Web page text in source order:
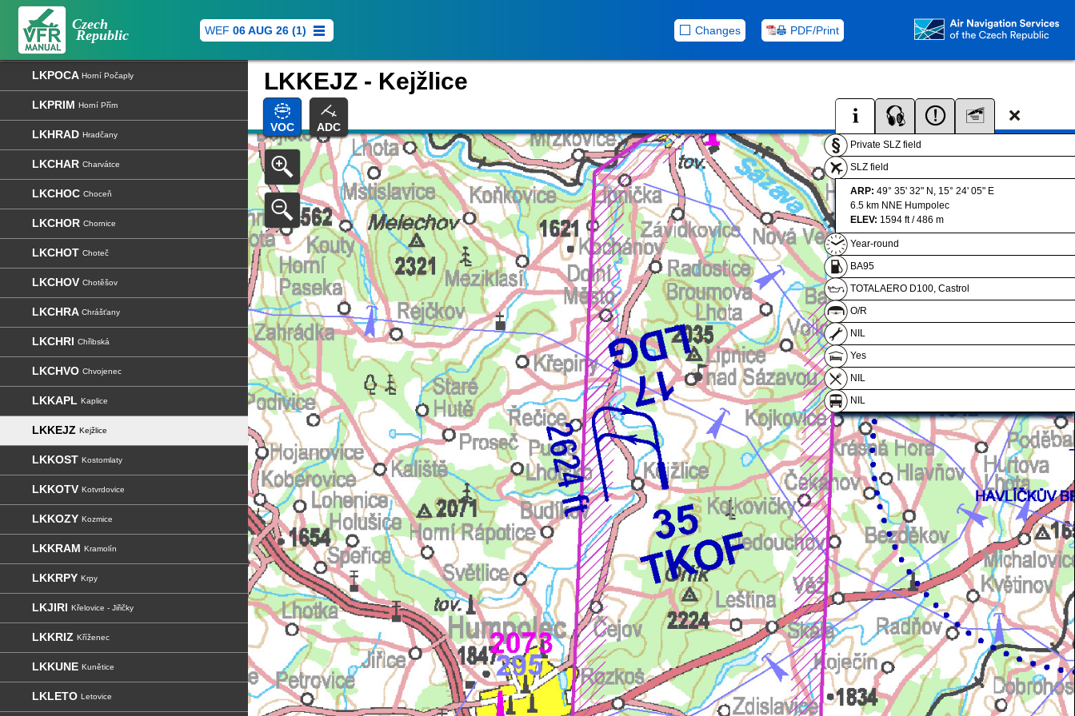
Czech
Republic WEF 06 AUG 26 (1) PDF/Print
Changes
LKKEJZ - Kejžlice
VOC ADC
Private SLZ field
SLZ field
ARP: 49° 35' 32" N, 15° 24' 05" E
6.5 km NNE Humpolec
ELEV: 1594 ft / 486 m
Year-round
BA95
TOTALAERO D100, Castrol
O/R
NIL
Yes
NIL
NIL
LKHATH
LKHLAS Hláska
LKPOCA Horní Počaply
LKPRIM Horní Přím
LKHRAD Hradčany
LKCHAR Charvátce
LKCHOC Choceň
LKCHOR Chornice
LKCHOT Choteč
LKCHOV Chotěšov
LKCHRA Chrášťany
LKCHRI Chřibská
LKCHVO Chvojenec
LKKAPL Kaplice
LKKEJZ Kejžlice
LKKOST Kostomlaty
LKKOTV Kotvrdovice
LKKOZY Kozmice
LKKRAM Kramolín
LKKRPY Krpy
LKJIRI Křelovice - Jiřičky
LKKRIZ Kříženec
LKKUNE Kunětice
LKLETO Letovice